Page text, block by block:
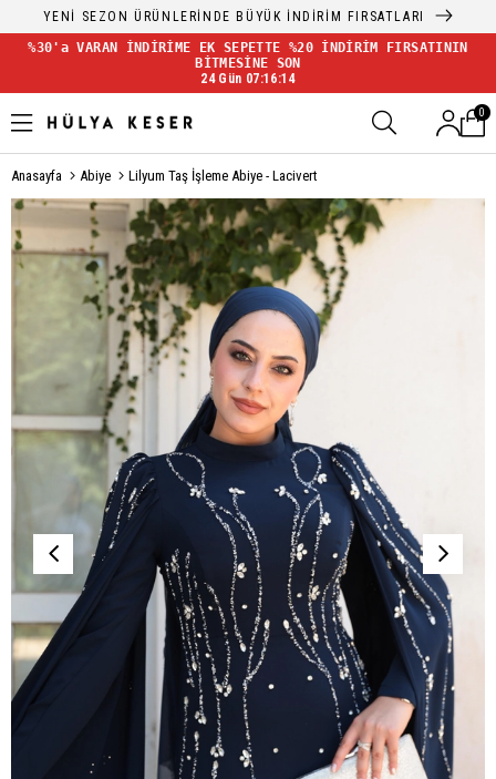
YENİ SEZON ÜRÜNLERİNDE BÜYÜK İNDİRİM FIRSATLARI
%30'a VARAN İNDİRİME EK SEPETTE %20 İNDİRİM FIRSATININ
BİTMESİNE SON
24 Gün 07:16:14
0
Anasayfa Abiye Lilyum Taş İşleme Abiye - Lacivert